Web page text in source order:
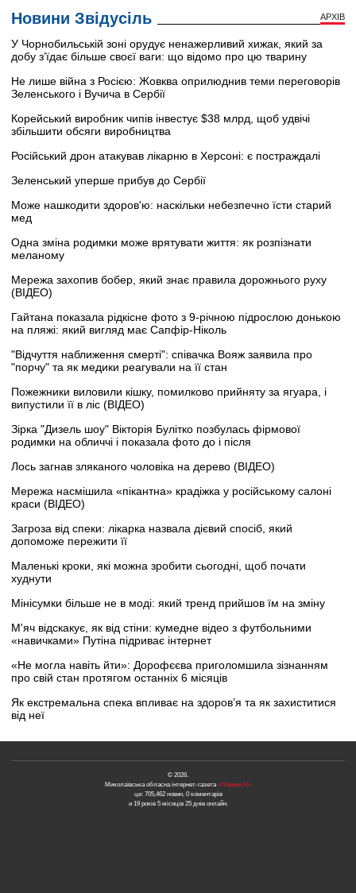
Новини Звідусіль АРХІВ
У Чорнобильській зоні орудує ненажерливий хижак, який за
добу з’їдає більше своєї ваги: що відомо про цю тварину
Не лише війна з Росією: Жовква оприлюднив теми переговорів
Зеленського і Вучича в Сербії
Корейський виробник чипів інвестує $38 млрд, щоб удвічі
збільшити обсяги виробництва
Російський дрон атакував лікарню в Херсоні: є постраждалі
Зеленський уперше прибув до Сербії
Може нашкодити здоров'ю: наскільки небезпечно їсти старий
мед
Одна зміна родимки може врятувати життя: як розпізнати
меланому
Мережа захопив бобер, який знає правила дорожнього руху
(ВІДЕО)
Гайтана показала рідкісне фото з 9-річною підрослою донькою
на пляжі: який вигляд має Сапфір-Ніколь
"Відчуття наближення смерті": співачка Вояж заявила про
"порчу" та як медики реагували на її стан
Пожежники виловили кішку, помилково прийняту за ягуара, і
випустили її в ліс (ВІДЕО)
Зірка "Дизель шоу" Вікторія Булітко позбулась фірмової
родимки на обличчі і показала фото до і після
Лось загнав зляканого чоловіка на дерево (ВІДЕО)
Мережа насмішила «пікантна» крадіжка у російському салоні
краси (ВІДЕО)
Загроза від спеки: лікарка назвала дієвий спосіб, який
допоможе пережити її
Маленькі кроки, які можна зробити сьогодні, щоб почати
худнути
Мінісумки більше не в моді: який тренд прийшов їм на зміну
М'яч відскакує, як від стіни: кумедне відео з футбольними
«навичками» Путіна підриває інтернет
«Не могла навіть йти»: Дорофєєва приголомшила зізнанням
про свій стан протягом останніх 6 місяців
Як екстремальна спека впливає на здоров’я та як захиститися
від неї
© 2026.
Миколаївська обласна інтернет-газета«Новини N»
це: 705,462 новин, 0 коментарів
и 19 років 5 місяців 25 днів онлайн.